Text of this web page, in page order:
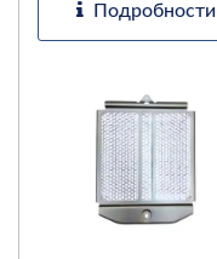
Подробности